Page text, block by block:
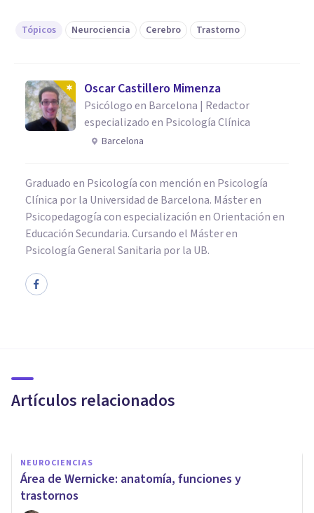
Tópicos Neurociencia Cerebro Trastorno
Oscar Castillero Mimenza
Psicólogo en Barcelona | Redactor
especializado en Psicología Clínica
Barcelona
Graduado en Psicología con mención en Psicología
Clínica por la Universidad de Barcelona. Máster en
Psicopedagogía con especialización en Orientación en
Educación Secundaria. Cursando el Máster en
Psicología General Sanitaria por la UB.
Artículos relacionados
cambios en el cerebro
NEUROCIENCIAS
Área de Wernicke: anatomía, funciones y
trastornos